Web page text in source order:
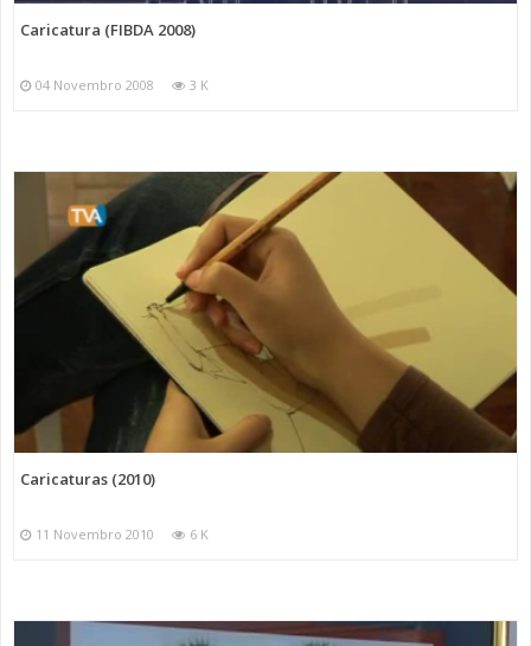
Caricatura (FIBDA 2008)
04 Novembro 2008 3 K
Caricaturas (2010)
11 Novembro 2010 6 K